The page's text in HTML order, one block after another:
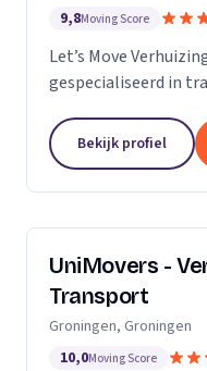
9,8Moving Score
Let’s Move
gespecialiseerd in
van de KvK. Door de
hebben wij...
Bekijk profiel
UniMovers -
Transport
Groningen, Groningen
10,0Moving Score